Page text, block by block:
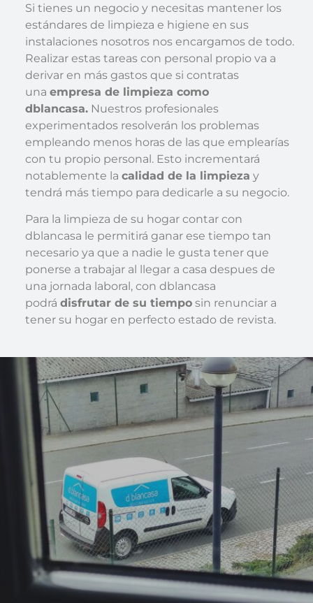
Si tienes un negocio y necesitas mantener los
estándares de limpieza e higiene en sus
instalaciones nosotros nos encargamos de todo.
Realizar estas tareas con personal propio va a
derivar en más gastos que si contratas
una empresa de limpieza como
dblancasa. Nuestros profesionales
experimentados resolverán los problemas
empleando menos horas de las que emplearías
con tu propio personal. Esto incrementará
notablemente la calidad de la limpieza y
tendrá más tiempo para dedicarle a su negocio.
Para la limpieza de su hogar contar con
dblancasa le permitirá ganar ese tiempo tan
necesario ya que a nadie le gusta tener que
ponerse a trabajar al llegar a casa despues de
una jornada laboral, con dblancasa
podrá disfrutar de su tiempo sin renunciar a
tener su hogar en perfecto estado de revista.